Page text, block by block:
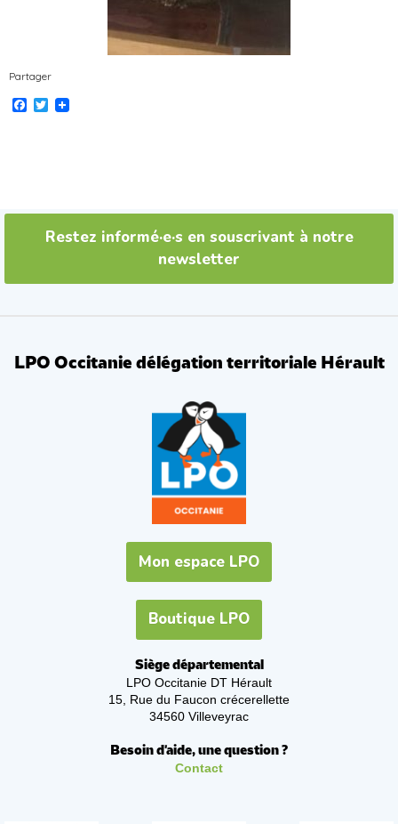
Partager
Facebook
Twitter
Restez informé·e·s en souscrivant à notre
newsletter
LPO Occitanie délégation territoriale Hérault
Mon espace LPO
Boutique LPO
Siège départemental
LPO Occitanie DT Hérault
15, Rue du Faucon crécerellette
34560 Villeveyrac
Besoin d'aide, une question ?
Contact